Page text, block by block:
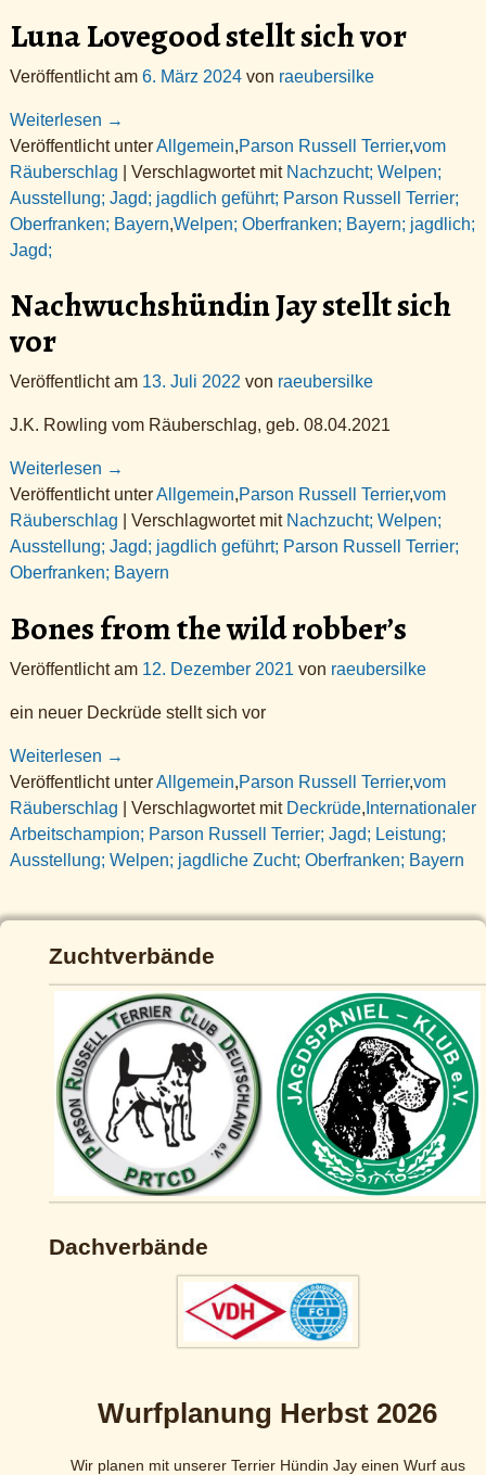
Luna Lovegood stellt sich vor
Veröffentlicht am 6. März 2024 von raeubersilke
Weiterlesen →
Veröffentlicht unterAllgemein,Parson Russell Terrier,vom
Räuberschlag
Verschlagwortet mit Nachzucht; Welpen;
Ausstellung; Jagd; jagdlich geführt; Parson Russell Terrier;
Oberfranken; Bayern,Welpen; Oberfranken; Bayern; jagdlich;
Jagd;
Nachwuchshündin Jay stellt sich
vor
Veröffentlicht am 13. Juli 2022 von raeubersilke
J.K. Rowling vom Räuberschlag, geb. 08.04.2021
Weiterlesen →
Veröffentlicht unterAllgemein,Parson Russell Terrier,vom
Räuberschlag
Verschlagwortet mit Nachzucht; Welpen;
Ausstellung; Jagd; jagdlich geführt; Parson Russell Terrier;
Oberfranken; Bayern
Bones from the wild robber’s
Veröffentlicht am 12. Dezember 2021 von raeubersilke
ein neuer Deckrüde stellt sich vor
Weiterlesen →
Veröffentlicht unterAllgemein,Parson Russell Terrier,vom
Räuberschlag
Verschlagwortet mit Deckrüde, Internationaler
Arbeitschampion; Parson Russell Terrier; Jagd; Leistung;
Ausstellung; Welpen; jagdliche Zucht; Oberfranken; Bayern
Zuchtverbände
Dachverbände
Wurfplanung Herbst 2026
Wir planen mit unserer Terrier Hündin Jay einen Wurf aus